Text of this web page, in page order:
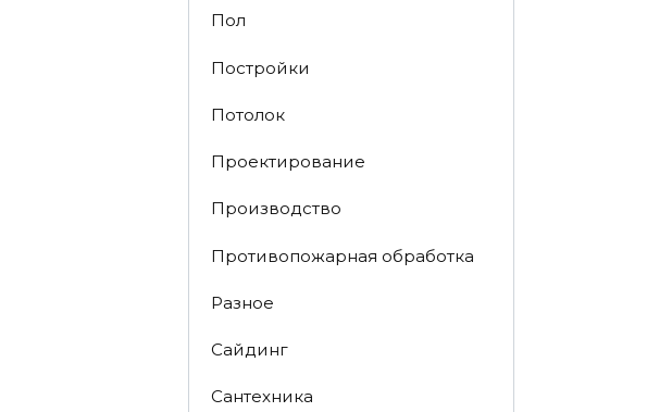
Пол
Постройки
Потолок
Проектирование
Производство
Противопожарная обработка
Разное
Сайдинг
Сантехника